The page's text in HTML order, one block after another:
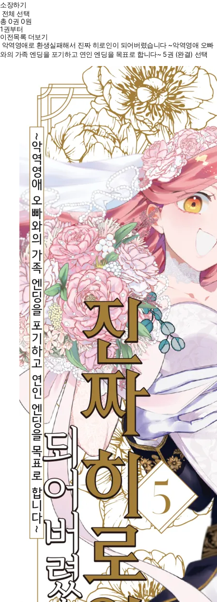
소장하기
전체 선택
총0권 0원
1권부터
이전목록 더보기
악역영애로 환생실패해서 진짜 히로인이 되어버렸습니다 ~악역영애 오빠
와의 가족 엔딩을 포기하고 연인 엔딩을 목표로 합니다~ 5권 (완결) 선택